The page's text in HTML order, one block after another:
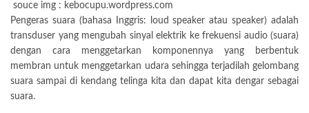
souce img : kebocupu.wordpress.com
Pengeras suara (bahasa Inggris: loud speaker atau speaker) adalah
transduser yang mengubah sinyal elektrik ke frekuensi audio (suara)
dengan cara menggetarkan komponennya yang berbentuk
membran untuk menggetarkan udara sehingga terjadilah gelombang
suara sampai di kendang telinga kita dan dapat kita dengar sebagai
suara.